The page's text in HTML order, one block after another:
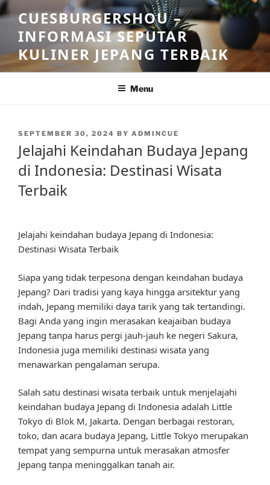
Skip
to
content
CUESBURGERSHOU –
INFORMASI SEPUTAR
KULINER JEPANG TERBAIK
Menu
POSTED
SEPTEMBER 30, 2024 BY ADMINCUE
Jelajahi Keindahan Budaya Jepang
di Indonesia: Destinasi Wisata
Terbaik
Jelajahi keindahan budaya Jepang di Indonesia:
Destinasi Wisata Terbaik
Siapa yang tidak terpesona dengan keindahan budaya
Jepang? Dari tradisi yang kaya hingga arsitektur yang
indah, Jepang memiliki daya tarik yang tak tertandingi.
Bagi Anda yang ingin merasakan keajaiban budaya
Jepang tanpa harus pergi jauh-jauh ke negeri Sakura,
Indonesia juga memiliki destinasi wisata yang
menawarkan pengalaman serupa.
Salah satu destinasi wisata terbaik untuk menjelajahi
keindahan budaya Jepang di Indonesia adalah Little
Tokyo di Blok M, Jakarta. Dengan berbagai restoran,
toko, dan acara budaya Jepang, Little Tokyo merupakan
tempat yang sempurna untuk merasakan atmosfer
Jepang tanpa meninggalkan tanah air.